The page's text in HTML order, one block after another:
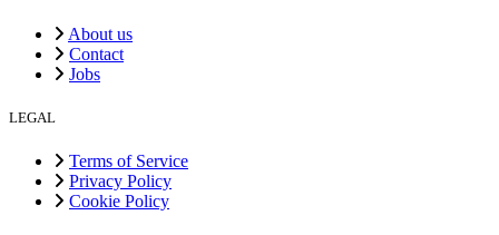
About us
Contact
Jobs
LEGAL
Terms of Service
Privacy Policy
Cookie Policy